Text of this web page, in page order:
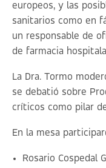
europeos, y las
sanitarios como en
un responsable de
de farmacia
La Dra. Tormo
se debatió sobre
críticos como pilar
En la mesa
Rosario Cospedal